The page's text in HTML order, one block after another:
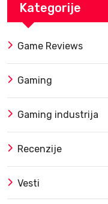
Kategorije
Game Reviews
Gaming
Gaming industrija
Recenzije
Vesti